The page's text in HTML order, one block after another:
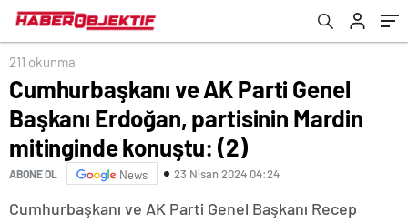
konuştu: (2)
211 okunma
Cumhurbaşkanı ve AK Parti Genel
Başkanı Erdoğan, partisinin Mardin
mitinginde konuştu: (2)
ABONE OL News 23 Nisan 2024 04:24
Cumhurbaşkanı ve AK Parti Genel Başkanı Recep